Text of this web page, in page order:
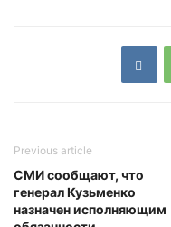
Previous article
СМИ сообщают, что
генерал Кузьменко
назначен исполняющим